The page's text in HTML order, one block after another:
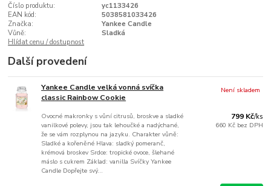
Číslo produktu:
yc1133426
EAN kód:
5038581033426
Značka:
Yankee Candle
Vůně:
Sladká
Hlídat cenu / dostupnost
Další provedení
Yankee Candle velká vonná svíčka
classic Rainbow Cookie
Ovocné makronky s vůní citrusů, broskve a sladké
vanilkové polevy, jsou tak lehoučké a nadýchané,
že se vám rozplynou na jazyku. Charakter vůně:
Sladké a kořeněné Hlava: sladký pomeranč,
krémová broskev Srdce: tropické ovoce, šlehané
máslo s cukrem Základ: vanilla Svíčky Yankee
Candle Dopřejte svý...
799 Kč/ks
660 Kč bez DPH
Není skladem